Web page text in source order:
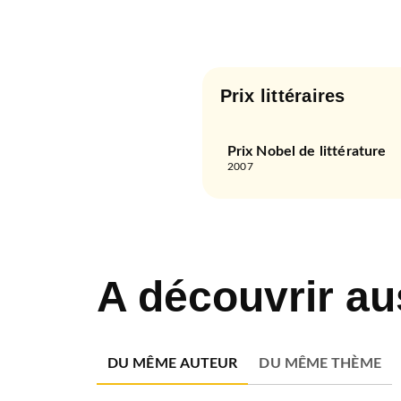
Prix littéraires
Prix Nobel de littérature
2007
A découvrir
DU MÊME AUTEUR DU MÊME THÈME